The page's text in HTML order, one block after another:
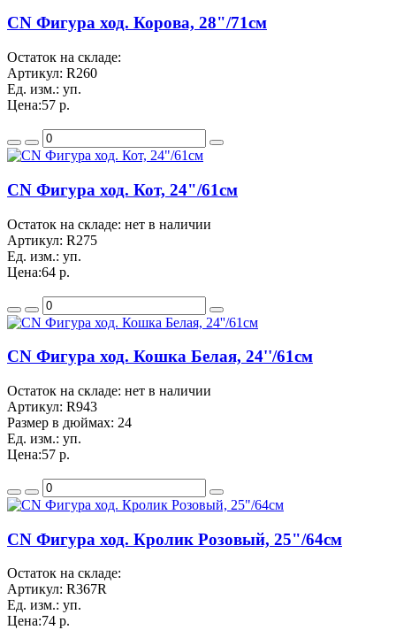
CN Фигура ход. Корова, 28"/71см
Остаток на складе:
Артикул: R260
Ед. изм.: уп.
Цена:57 р.
CN Фигура ход. Кот, 24"/61см
Остаток на складе: нет в наличии
Артикул: R275
Ед. изм.: уп.
Цена:64 р.
CN Фигура ход. Кошка Белая, 24''/61см
Остаток на складе: нет в наличии
Артикул: R943
Размер в дюймах: 24
Ед. изм.: уп.
Цена:57 р.
CN Фигура ход. Кролик Розовый, 25"/64см
Остаток на складе:
Артикул: R367R
Ед. изм.: уп.
Цена:74 р.